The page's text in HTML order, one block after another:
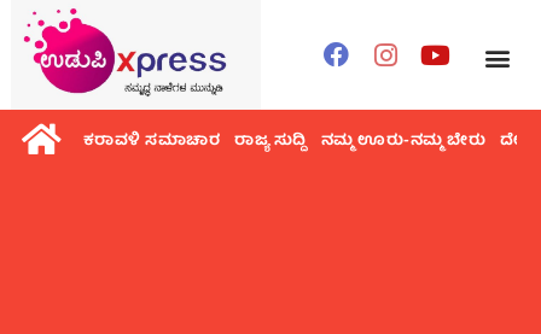
ಕರಾವಳಿ ಸಮಾಚಾರ ರಾಜ್ಯ ಸುದ್ದಿ ನಮ್ಮ ಊರು-ನಮ್ಮ ಬೇರು ದೇಶ